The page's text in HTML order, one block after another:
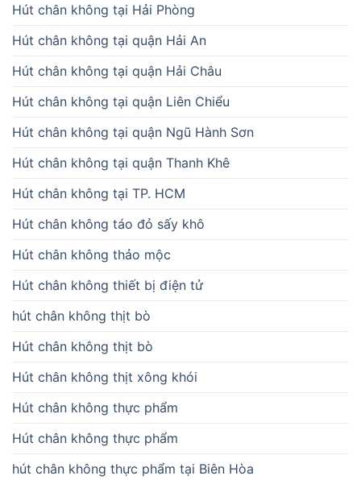
Hút chân không tại Hải Phòng
Hút chân không tại quận Hải An
Hút chân không tại quận Hải Châu
Hút chân không tại quận Liên Chiểu
Hút chân không tại quận Ngũ Hành Sơn
Hút chân không tại quận Thanh Khê
Hút chân không tại TP. HCM
Hút chân không táo đỏ sấy khô
Hút chân không thảo mộc
Hút chân không thiết bị điện tử
hút chân không thịt bò
Hút chân không thịt bò
Hút chân không thịt xông khói
Hút chân không thực phẩm
Hút chân không thực phẩm
hút chân không thực phẩm tại Biên Hòa